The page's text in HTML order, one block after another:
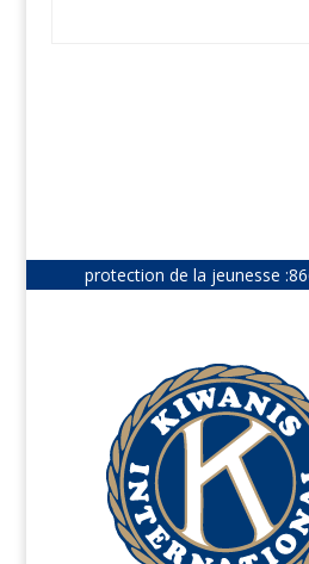
protection de la jeunesse :